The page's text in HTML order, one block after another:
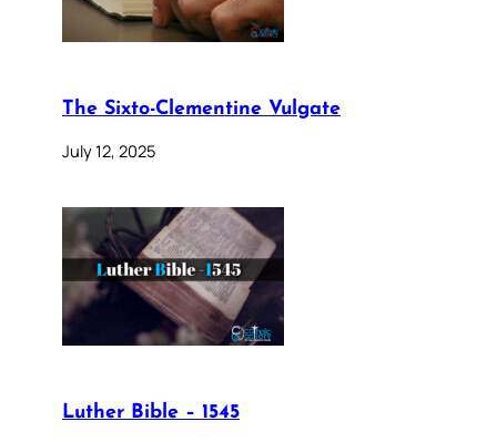
The Sixto-Clementine Vulgate
July 12, 2025
Luther Bible – 1545